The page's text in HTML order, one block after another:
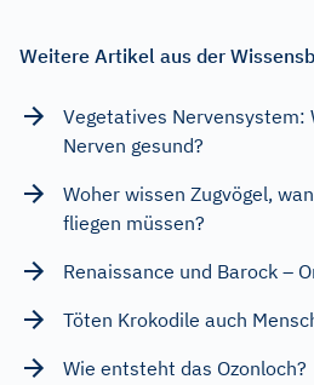
Weitere Artikel aus der
Vegetatives Nervensystem:
Nerven gesund?
Woher wissen Zugvögel,
fliegen müssen?
Renaissance und Barock –
Töten Krokodile auch
Wie entsteht das Ozonloch?